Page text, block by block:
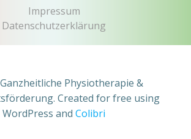
Impressum
Datenschutzerklärung
Physiotherapie &
Created for free using
WordPress and Colibri